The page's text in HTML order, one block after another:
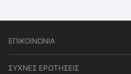
ΕΠΙΚΟΙΝΩΝΙΑ
ΣΥΧΝΕΣ ΕΡΩΤΗΣΕΙΣ